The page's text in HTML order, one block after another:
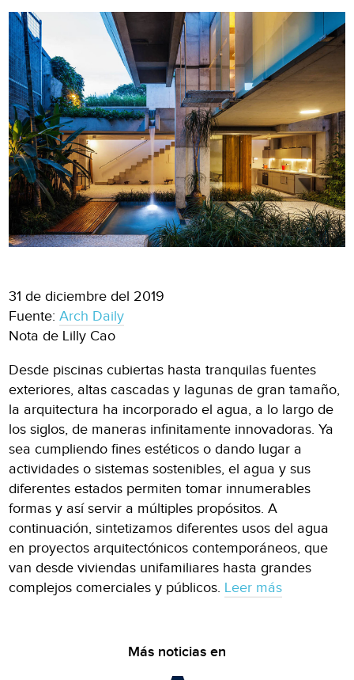
31 de diciembre del 2019
Fuente:Arch Daily
Nota de Lilly Cao
Desde piscinas cubiertas hasta tranquilas fuentes
exteriores, altas cascadas y lagunas de gran tamaño,
la arquitectura ha incorporado el agua, a lo largo de
los siglos, de maneras infinitamente innovadoras. Ya
sea cumpliendo fines estéticos o dando lugar a
actividades o sistemas sostenibles, el agua y sus
diferentes estados permiten tomar innumerables
formas y así servir a múltiples propósitos. A
continuación, sintetizamos diferentes usos del agua
en proyectos arquitectónicos contemporáneos, que
van desde viviendas unifamiliares hasta grandes
complejos comerciales y públicos. Leer más
Más noticias en